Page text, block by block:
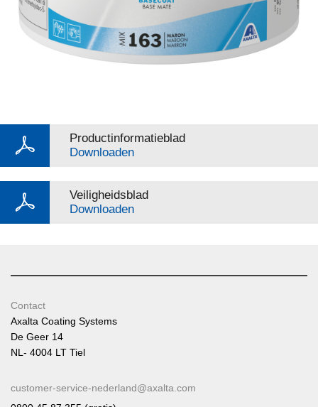
Productinformatieblad
Downloaden
Veiligheidsblad
Downloaden
Contact
Axalta Coating Systems
De Geer 14
NL- 4004 LT Tiel
customer-service-nederland@axalta.com